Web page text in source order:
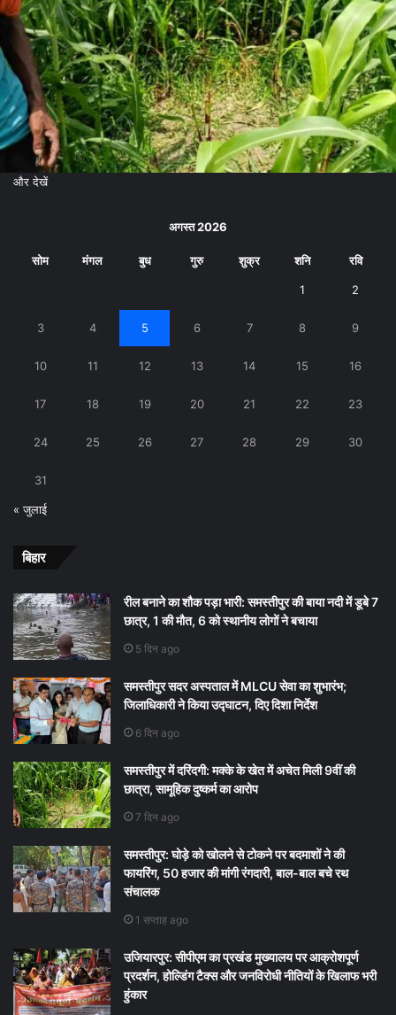
और देखें
अगस्त 2026
सोम मंगल बुध गुरु शुक्र शनि रवि
1 2
3 4 5 6 7 8 9
10 11 12 13 14 15 16
17 18 19 20 21 22 23
24 25 26 27 28 29 30
31
« जुलाई
बिहार
रील बनाने का शौक पड़ा भारी: समस्तीपुर की बाया नदी में डूबे 7
छात्र, 1 की मौत, 6 को स्थानीय लोगों ने बचाया
5 दिन ago
समस्तीपुर सदर अस्पताल में MLCU सेवा का शुभारंभ;
जिलाधिकारी ने किया उद्घाटन, दिए दिशा निर्देश
6 दिन ago
समस्तीपुर में दरिंदगी: मक्के के खेत में अचेत मिली 9वीं की
छात्रा, सामूहिक दुष्कर्म का आरोप
7 दिन ago
समस्तीपुर: घोड़े को खोलने से टोकने पर बदमाशों ने की
फायरिंग, 50 हजार की मांगी रंगदारी, बाल-बाल बचे रथ
संचालक
1 सप्ताह ago
उजियारपुर: सीपीएम का प्रखंड मुख्यालय पर आक्रोशपूर्ण
प्रदर्शन, होल्डिंग टैक्स और जनविरोधी नीतियों के खिलाफ भरी
हुंकार